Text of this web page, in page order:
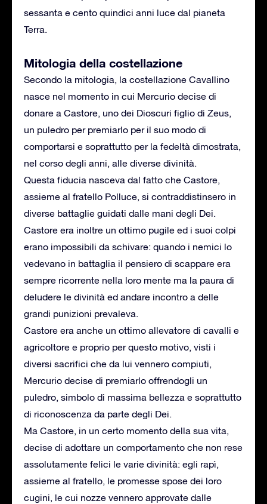
sessanta e cento quindici anni luce dal pianeta
Terra.
Mitologia della costellazione
Secondo la mitologia, la costellazione Cavallino
nasce nel momento in cui Mercurio decise di
donare a Castore, uno dei Dioscuri figlio di Zeus,
un puledro per premiarlo per il suo modo di
comportarsi e soprattutto per la fedeltà dimostrata,
nel corso degli anni, alle diverse divinità.
Questa fiducia nasceva dal fatto che Castore,
assieme al fratello Polluce, si contraddistinsero in
diverse battaglie guidati dalle mani degli Dei.
Castore era inoltre un ottimo pugile ed i suoi colpi
erano impossibili da schivare: quando i nemici lo
vedevano in battaglia il pensiero di scappare era
sempre ricorrente nella loro mente ma la paura di
deludere le divinità ed andare incontro a delle
grandi punizioni prevaleva.
Castore era anche un ottimo allevatore di cavalli e
agricoltore e proprio per questo motivo, visti i
diversi sacrifici che da lui vennero compiuti,
Mercurio decise di premiarlo offrendogli un
puledro, simbolo di massima bellezza e soprattutto
di riconoscenza da parte degli Dei.
Ma Castore, in un certo momento della sua vita,
decise di adottare un comportamento che non rese
assolutamente felici le varie divinità: egli rapì,
assieme al fratello, le promesse spose dei loro
cugini, le cui nozze vennero approvate dalle